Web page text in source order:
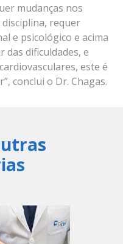
mudanças nos
requer
e psicológico e acima
das dificuldades, e
este é
conclui o Dr. Chagas.